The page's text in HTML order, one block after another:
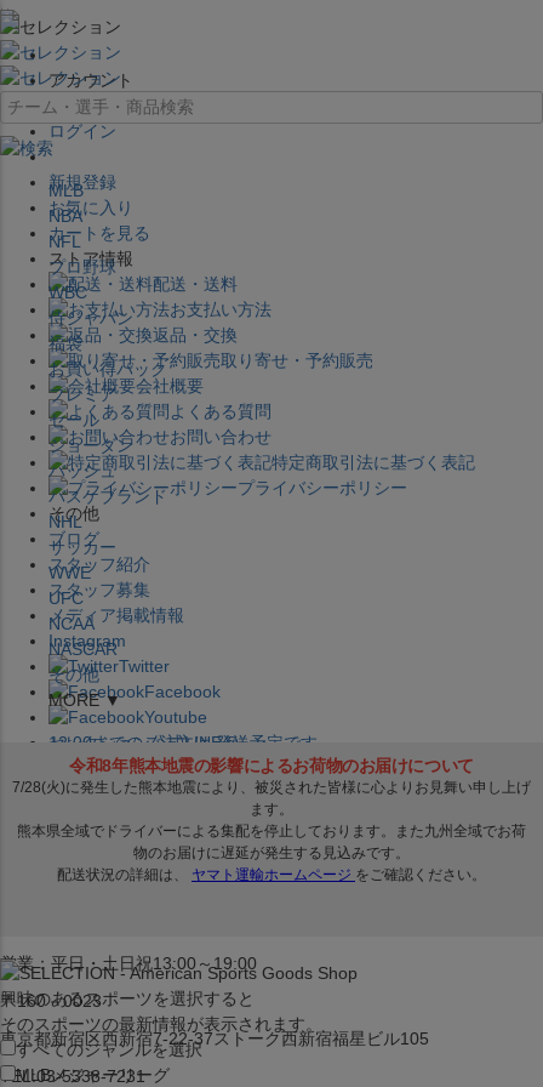
×
アカウント
ログイン
新規登録
お気に入り
カートを見る
ストア情報
配送・送料
お支払い方法
返品・交換
取り寄せ・予約販売
会社概要
よくある質問
お問い合わせ
特定商取引法に基づく表記
プライバシーポリシー
その他
ブログ
スタッフ紹介
スタッフ募集
メディア掲載情報
Instagram
Twitter
Facebook
Youtube
セレクション公式LINE@
営業：平日・土日祝13:00～19:00
〒160－0023
東京都新宿区西新宿7-22-37ストーク西新宿福星ビル105
TEL:03-5338-7231
MLB
NBA
NFL
プロ野球
WBC
侍ジャパン
福袋
お買い得パック
プレミア
セール
ジョーダン
バッシュ
バスケブランド
NHL
サッカー
WWE
UFC
NCAA
NASCAR
その他
MORE ▼
12:00までのご注文は発送予定です。
在庫品は 1-3営業日内で発送!! ※お取寄せ商品は対象外
興味のあるスポーツを選択すると
そのスポーツの最新情報が表示されます。
すべてのジャンルを選択
MLBメジャーリーグ